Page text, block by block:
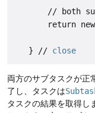
// both
return
   } //
close
両方のサブタスクが正
了し、タスクは
タスクの結果を取得し